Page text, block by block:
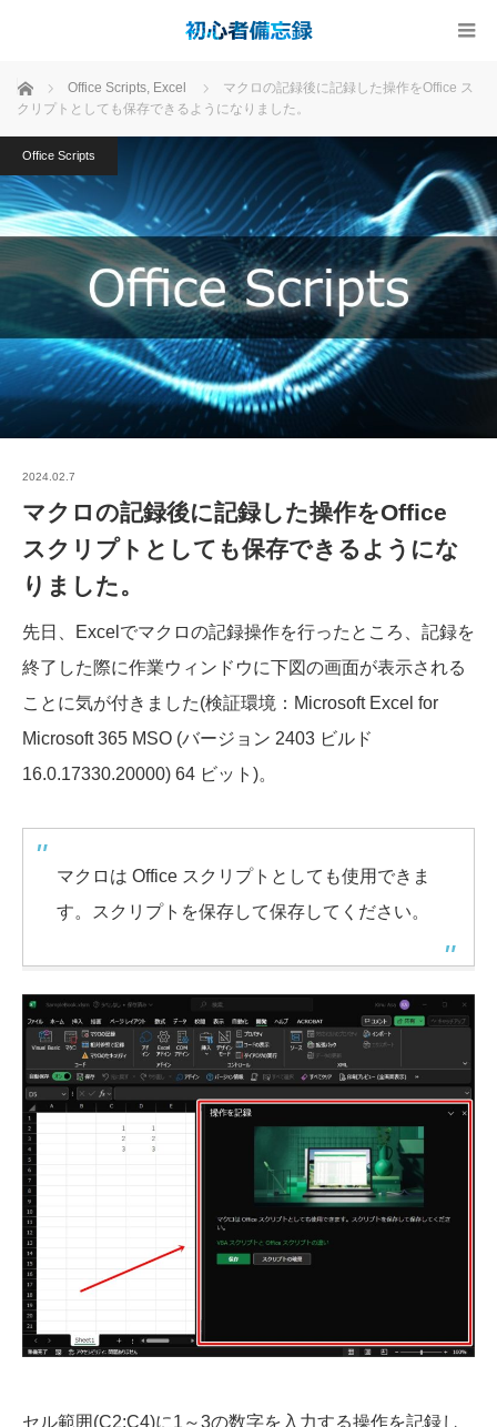
ホーム Office Scripts, Excel
マクロの記録後に記録した操作をOffice ス
クリプトとしても保存できるようになりました。
Office Scripts
2024.02.7
マクロの記録後に記録した操作をOffice
スクリプトとしても保存できるようにな
りました。
先日、Excelでマクロの記録操作を行ったところ、記録を
終了した際に作業ウィンドウに下図の画面が表示される
ことに気が付きました(検証環境：Microsoft Excel for
Microsoft 365 MSO (バージョン 2403 ビルド
16.0.17330.20000) 64 ビット)。
マクロは Office スクリプトとしても使用できま
す。スクリプトを保存して保存してください。
セル範囲(C2:C4)に1～3の数字を入力する操作を記録し